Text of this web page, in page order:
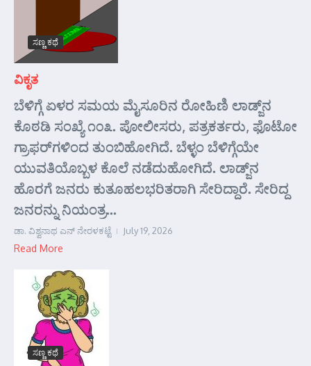
ಸಣ್ಣ ಕಥೆ
ವಿಕೃತ
ಬೆಳಿಗ್ಗೆ ಏಳರ ಸಮಯ ಮೈಸೂರಿನ ರೋಹಿಣಿ ಲಾಡ್ಜ್‌ನ
ಕೊಠಡಿ ಸಂಖ್ಯೆ ೧೦೩. ಪೋಲೀಸರು, ಪತ್ರಕರ್ತರು, ಫೊಟೋ
ಗ್ರಾಫರ್‌ಗಳಿಂದ ತುಂಬಿಹೋಗಿದೆ. ಬೆಳ್ಳಂ ಬೆಳಿಗ್ಗೆಯೇ
ಯುವತಿಯೊಬ್ಬಳ ಕೊಲೆ ನಡೆದುಹೋಗಿದೆ. ಲಾಡ್ಜ್‌ನ
ಹೊರಗೆ ಜನರು ಕುತೂಹಲಭರಿತರಾಗಿ ಸೇರಿದ್ದಾರೆ. ಸೇರಿದ್ದ
ಜನರನ್ನು ನಿಯಂತ್ರ...
ಡಾ. ವಿಶ್ವನಾಥ ಎನ್ ನೇರಳಕಟ್ಟೆ July 19, 2026
Read More
ಸಣ್ಣ ಕಥೆ